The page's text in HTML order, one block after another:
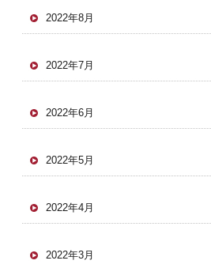
2022年8月
2022年7月
2022年6月
2022年5月
2022年4月
2022年3月